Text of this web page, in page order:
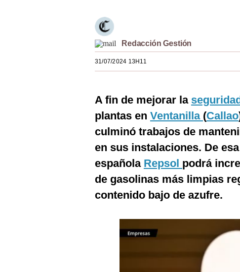
Redacción Gestión
31/07/2024 13H11
A fin de mejorar la
plantas en Ventanilla (Callao
culminó trabajos de
en sus instalaciones. De
española Repsol podrá
de gasolinas más limpias
contenido bajo de azufre.